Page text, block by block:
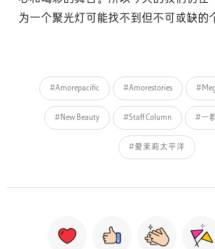
为一个聚光灯可能找不到但不可或缺的
#Amorepacific #Amorestories
#New Beauty #Staff Column #一
#爱茉莉太平洋